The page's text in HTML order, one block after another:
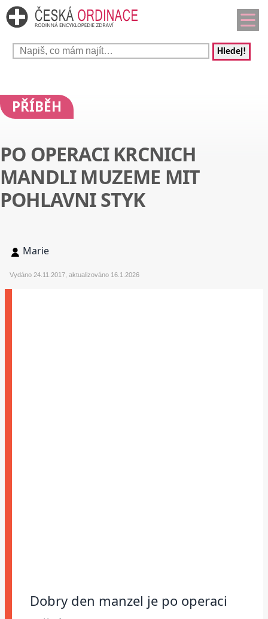
Hledej!
PŘÍBĚH
PO OPERACI KRCNICH
MANDLI MUZEME MIT
POHLAVNI STYK
Marie
Vydáno 24.11.2017, aktualizováno 16.1.2026
Dobry den manzel je po operaci